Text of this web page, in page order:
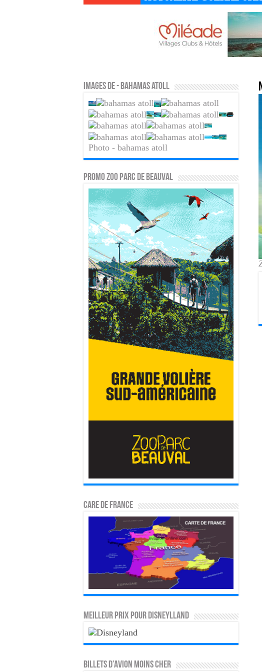
Images de - bahamas atoll
Photo - bahamas atoll
PROMO ZOO PARC DE BEAUVAL
CARE DE FRANCE
MEILLEUR PRIX POUR DISNEYLLAND
Billets d’avion moins cher